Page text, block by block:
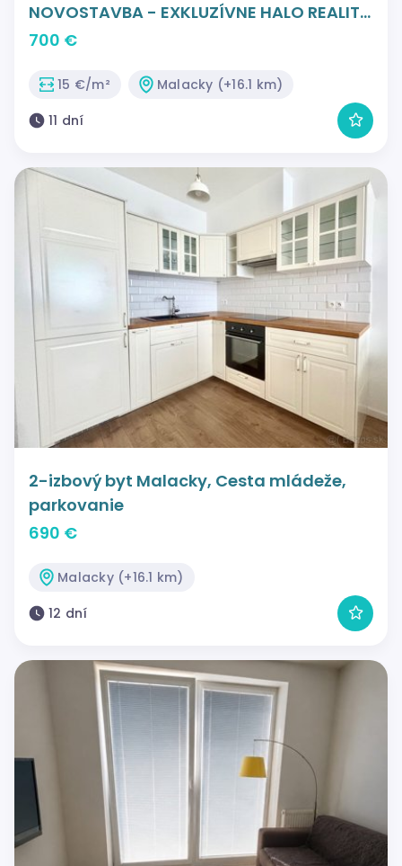
NOVOSTAVBA - EXKLUZÍVNE HALO REALITY
+ VIDEOOBHLIADKA
700 €
15 €/m²
Malacky (+16.1 km)
11 dní
2-izbový byt Malacky, Cesta mládeže,
parkovanie
690 €
Malacky (+16.1 km)
12 dní